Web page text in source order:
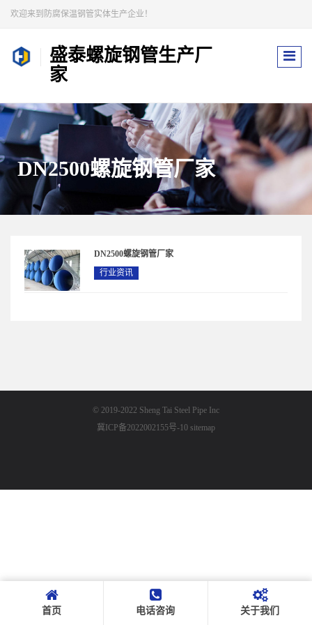
欢迎来到防腐保温钢管实体生产企业！
盛泰螺旋钢管生产厂
家
DN2500螺旋钢管厂家
DN2500螺旋钢管厂家
行业资讯
© 2019-2022 Sheng Tai Steel Pipe Inc
冀ICP备2022002155号-10 sitemap
首页 电话咨询 关于我们